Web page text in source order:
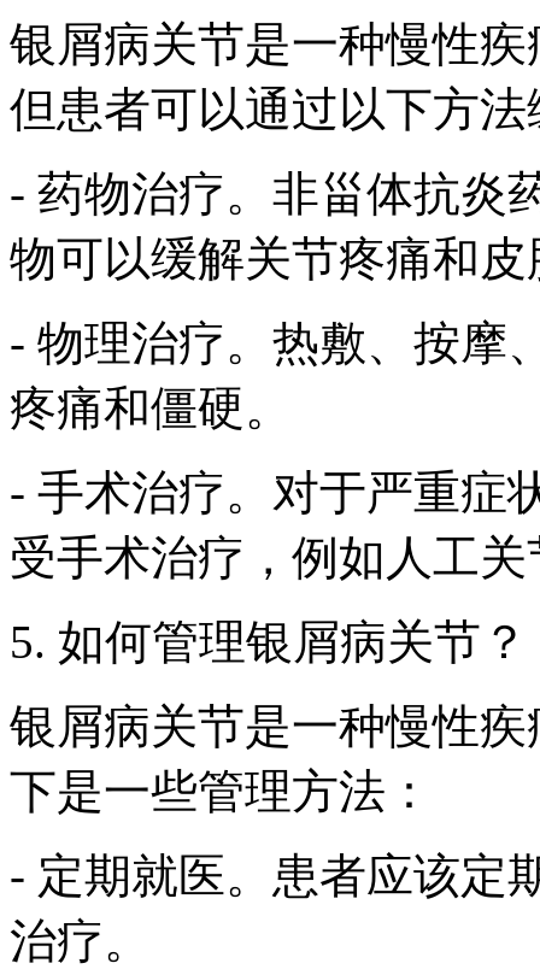
银屑病关节是一种慢性
但患者可以通过以下方
- 药物治疗。非甾体抗炎
物可以缓解关节疼痛和
- 物理治疗。热敷、按摩
疼痛和僵硬。
- 手术治疗。对于严重症
受手术治疗，例如人工
5. 如何管理银屑病关节？
银屑病关节是一种慢性
下是一些管理方法：
- 定期就医。患者应该定
治疗。